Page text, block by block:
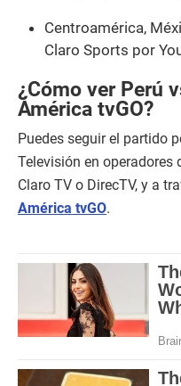
Centroamérica,
Claro Sports por
¿Cómo ver Perú
América tvGO?
Puedes seguir el partido
Televisión en operadores
Claro TV o DirecTV, y a
América tvGO.